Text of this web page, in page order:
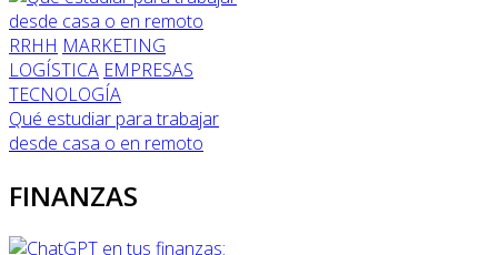
RRHH MARKETING
LOGÍSTICA EMPRESAS
TECNOLOGÍA
Qué estudiar para trabajar
desde casa o en remoto
FINANZAS